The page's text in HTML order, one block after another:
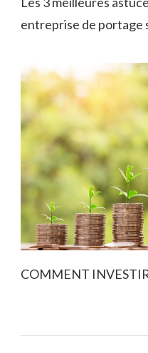
entreprise de portage
COMMENT